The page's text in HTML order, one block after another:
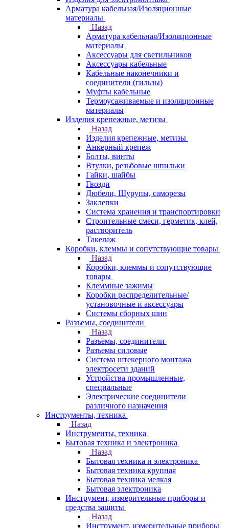
Арматура кабельная/Изоляционные
материалы
Назад
Арматура кабельная/Изоляционные
материалы
Аксессуары для светильников
Аксессуары кабельные
Кабельные наконечники и
соединители (гильзы)
Муфты кабельные
Термоусаживаемые и изоляционные
материалы
Изделия крепежные, метизы
Назад
Изделия крепежные, метизы
Анкерный крепеж
Болты, винты
Втулки, резьбовые шпильки
Гайки, шайбы
Гвозди
Дюбели, Шурупы, саморезы
Заклепки
Система хранения и транспортировки
Строительные смеси, герметик, клей,
растворитель
Такелаж
Коробки, клеммы и сопутствующие товары
Назад
Коробки, клеммы и сопутствующие
товары
Клеммные зажимы
Коробки распределительные/
установочные и аксессуары
Системы сборных шин
Разъемы, соединители
Назад
Разъемы, соединители
Разъемы силовые
Система штекерного монтажа
электросети зданий
Устройства промышленные,
специальные
Электрические соединители
различного назначения
Инструменты, техника
Назад
Инструменты, техника
Бытовая техника и электроника
Назад
Бытовая техника и электроника
Бытовая техника крупная
Бытовая техника мелкая
Бытовая электроника
Инструмент, измерительные приборы и
средства защиты
Назад
Инструмент, измерительные приборы